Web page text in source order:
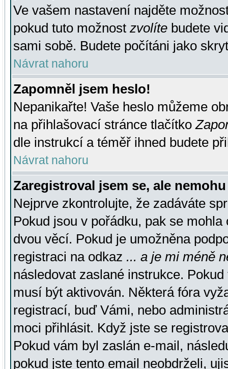
Ve vašem nastavení najděte
pokud tuto možnost zvolíte budete
sami sobě. Budete počítáni jako
Návrat nahoru
Zapomněl jsem heslo!
Nepanikařte! Vaše heslo můžeme
na přihlašovací stránce tlačítko
dle instrukcí a téměř ihned budete
Návrat nahoru
Zaregistroval jsem se, ale
Nejprve zkontrolujte, že zadáváte
Pokud jsou v pořádku, pak se
dvou věcí. Pokud je umožněna
registraci na odkaz ... a je mi méně
následovat zaslané instrukce.
musí být aktivován. Některá fóra
registrací, buď Vámi, nebo
moci přihlásit. Když jste se
Pokud vám byl zaslán e-mail,
pokud jste tento email neobdrželi,